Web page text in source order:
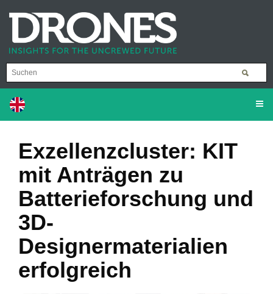
Exzellenzcluster: KIT
mit Anträgen zu
Batterieforschung und
3D-
Designermaterialien
erfolgreich